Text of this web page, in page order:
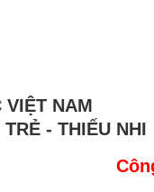
VIỆT NAM
- THIẾU NHI